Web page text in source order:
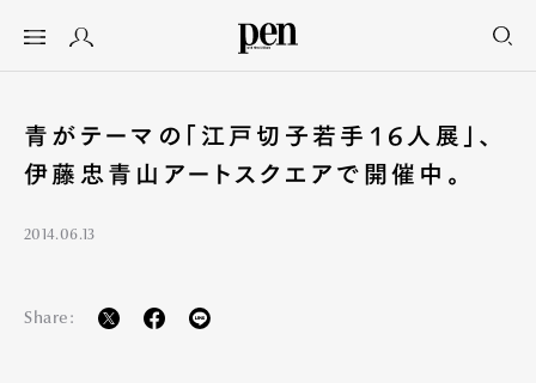
青がテーマの「江戸切子若手16人展」、
伊藤忠青山アートスクエアで開催中。
2014.06.13
Share: